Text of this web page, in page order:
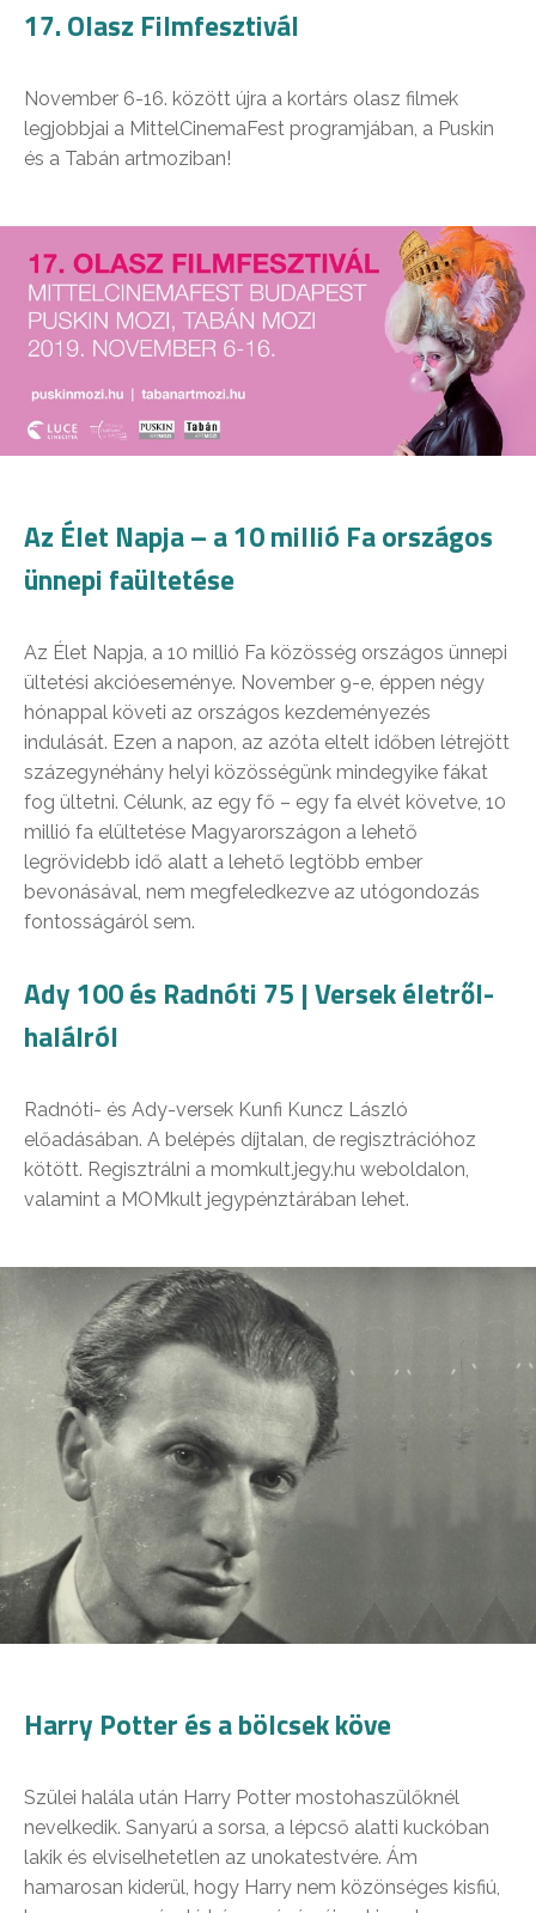
17. Olasz Filmfesztivál
November 6-16. között újra a kortárs olasz filmek
legjobbjai a MittelCinemaFest programjában, a Puskin
és a Tabán artmoziban!
Az Élet Napja – a 10 millió Fa országos
ünnepi faültetése
Az Élet Napja, a 10 millió Fa közösség országos ünnepi
ültetési akcióeseménye. November 9-e, éppen négy
hónappal követi az országos kezdeményezés
indulását. Ezen a napon, az azóta eltelt időben létrejött
százegynéhány helyi közösségünk mindegyike fákat
fog ültetni. Célunk, az egy fő – egy fa elvét követve, 10
millió fa elültetése Magyarországon a lehető
legrövidebb idő alatt a lehető legtöbb ember
bevonásával, nem megfeledkezve az utógondozás
fontosságáról sem.
Ady 100 és Radnóti 75 | Versek életről-
halálról
Radnóti- és Ady-versek Kunfi Kuncz László
előadásában. A belépés díjtalan, de regisztrációhoz
kötött. Regisztrálni a momkult.jegy.hu weboldalon,
valamint a MOMkult jegypénztárában lehet.
Harry Potter és a bölcsek köve
Szülei halála után Harry Potter mostohaszülőknél
nevelkedik. Sanyarú a sorsa, a lépcső alatti kuckóban
lakik és elviselhetetlen az unokatestvére. Ám
hamarosan kiderül, hogy Harry nem közönséges kisfiú,